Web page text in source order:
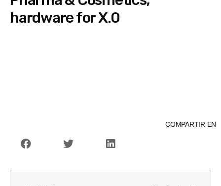
hardware for X.0
COMPARTIR EN